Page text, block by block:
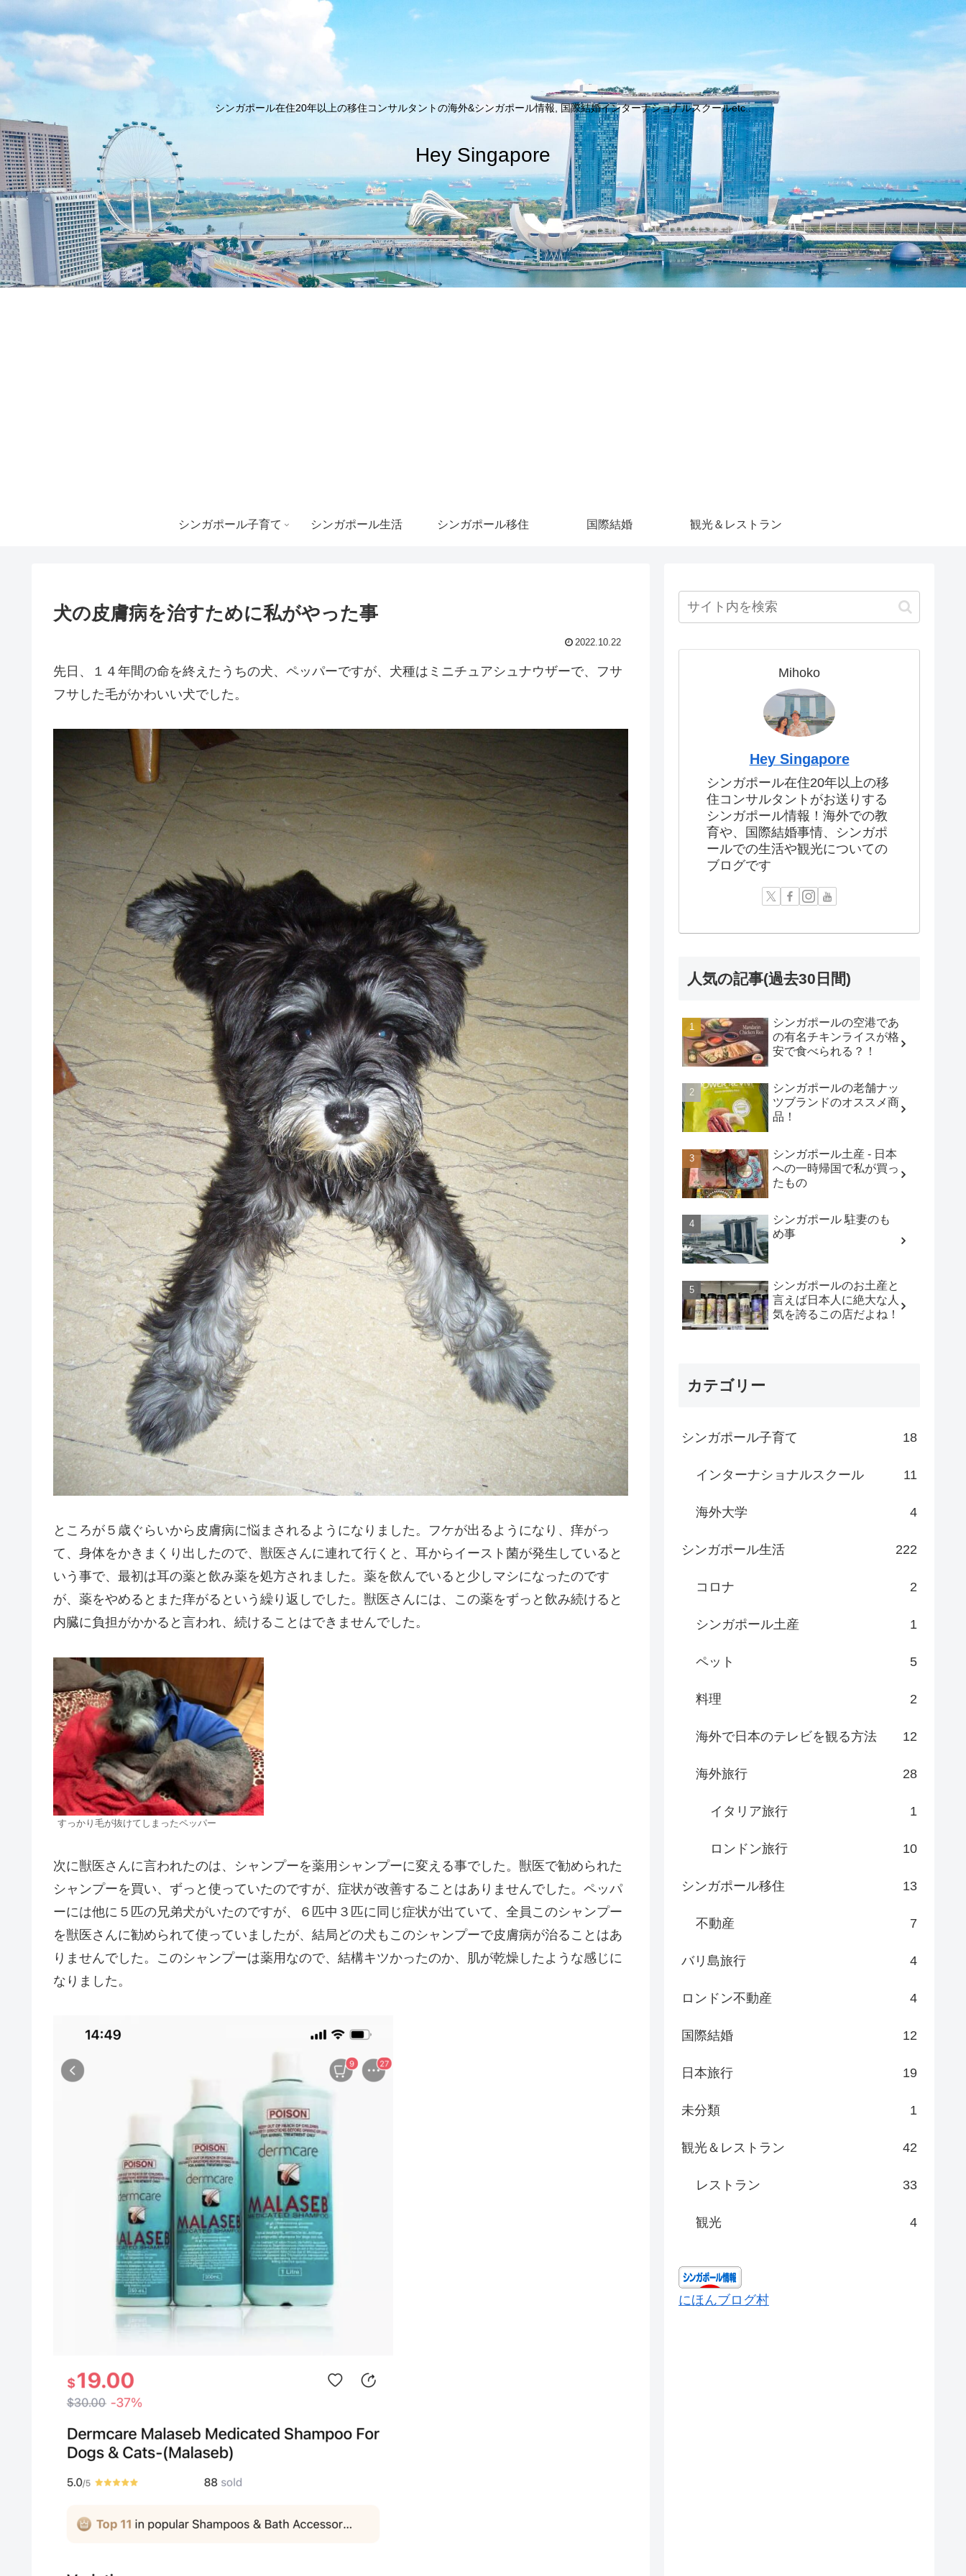
シンガポール在住20年以上の移住コンサルタントの海外&シンガポール情報, 国際結婚インターナショナルスクールetc..
Hey Singapore
シンガポール子育て シンガポール生活 シンガポール移住 国際結婚 観光＆レストラン
犬の皮膚病を治すために私がやった事
2022.10.22
先日、１４年間の命を終えたうちの犬、ペッパーですが、犬種はミニチュアシュナウザーで、フサ
フサした毛がかわいい犬でした。
ところが５歳ぐらいから皮膚病に悩まされるようになりました。フケが出るようになり、痒がっ
て、身体をかきまくり出したので、獣医さんに連れて行くと、耳からイースト菌が発生していると
いう事で、最初は耳の薬と飲み薬を処方されました。薬を飲んでいると少しマシになったのです
が、薬をやめるとまた痒がるという繰り返しでした。獣医さんには、この薬をずっと飲み続けると
内臓に負担がかかると言われ、続けることはできませんでした。
すっかり毛が抜けてしまったペッパー
次に獣医さんに言われたのは、シャンプーを薬用シャンプーに変える事でした。獣医で勧められた
シャンプーを買い、ずっと使っていたのですが、症状が改善することはありませんでした。ペッパ
ーには他に５匹の兄弟犬がいたのですが、６匹中３匹に同じ症状が出ていて、全員このシャンプー
を獣医さんに勧められて使っていましたが、結局どの犬もこのシャンプーで皮膚病が治ることはあ
りませんでした。このシャンプーは薬用なので、結構キツかったのか、肌が乾燥したような感じに
なりました。
Mihoko
Hey Singapore
シンガポール在住20年以上の移
住コンサルタントがお送りする
シンガポール情報！海外での教
育や、国際結婚事情、シンガポ
ールでの生活や観光についての
ブログです
人気の記事(過去30日間)
シンガポールの空港であ
の有名チキンライスが格
安で食べられる？！
シンガポールの老舗ナッ
ツブランドのオススメ商
品！
シンガポール土産 - 日本
への一時帰国で私が買っ
たもの
シンガポール 駐妻のも
め事
シンガポールのお土産と
言えば日本人に絶大な人
気を誇るこの店だよね！
カテゴリー
シンガポール子育て 18
インターナショナルスクール 11
海外大学 4
シンガポール生活 222
コロナ 2
シンガポール土産 1
ペット 5
料理 2
海外で日本のテレビを観る方法 12
海外旅行 28
イタリア旅行 1
ロンドン旅行 10
シンガポール移住 13
不動産 7
バリ島旅行 4
ロンドン不動産 4
国際結婚 12
日本旅行 19
未分類 1
観光＆レストラン 42
レストラン 33
観光 4
にほんブログ村